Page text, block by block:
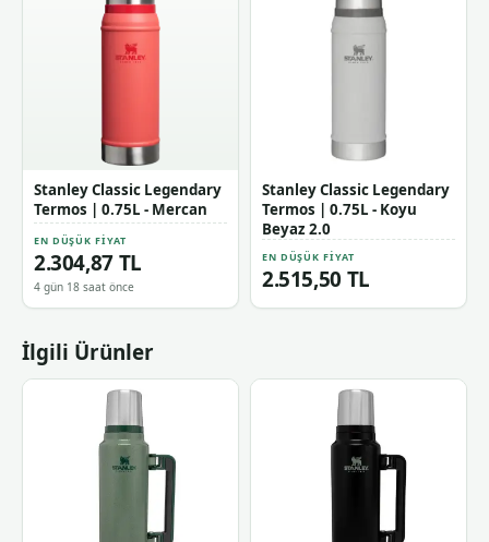
Stanley Classic Legendary
Termos | 0.75L - Mercan
EN DÜŞÜK FIYAT
2.304,87 TL
4 gün 18 saat önce
Stanley Classic Legendary
Termos | 0.75L - Koyu
Beyaz 2.0
EN DÜŞÜK FIYAT
2.515,50 TL
İlgili Ürünler